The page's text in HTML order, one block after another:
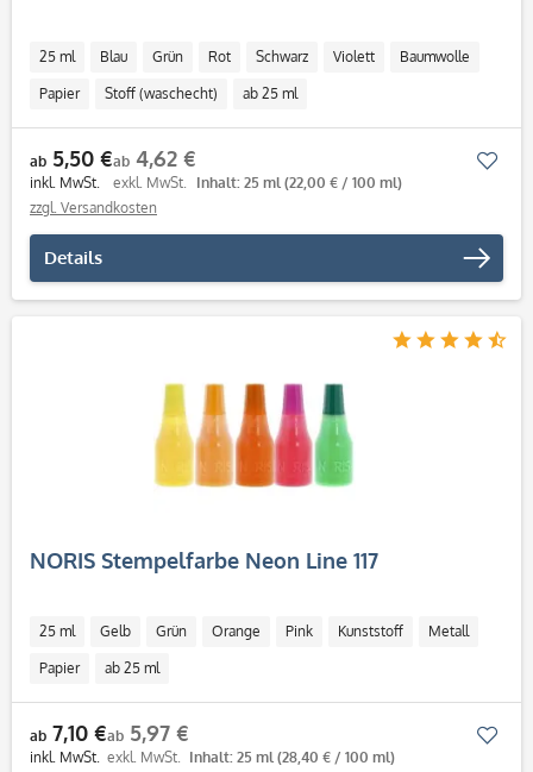
25 ml Blau Grün Rot Schwarz Violett Baumwolle
Papier Stoff (waschecht) ab 25 ml
ab 5,50 €
inkl. MwSt.
ab 4,62 €
exkl. MwSt. Inhalt: 25 ml (22,00 € / 100 ml)
zzgl. Versandkosten
Details
NORIS Stempelfarbe Neon Line 117
25 ml Gelb Grün Orange Pink Kunststoff Metall
Papier ab 25 ml
ab 7,10 €
inkl. MwSt.
ab 5,97 €
exkl. MwSt. Inhalt: 25 ml (28,40 € / 100 ml)